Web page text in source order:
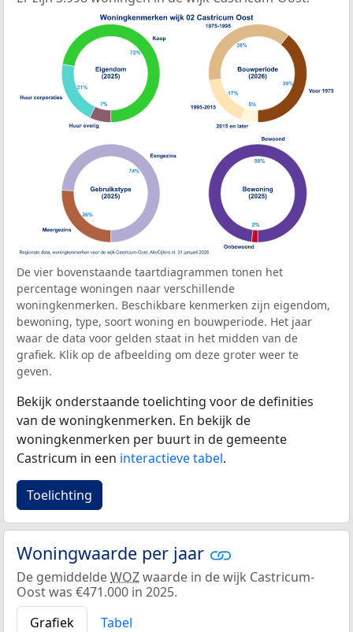
De vier bovenstaande taartdiagrammen tonen het
percentage woningen naar verschillende
woningkenmerken. Beschikbare kenmerken zijn eigendom,
bewoning, type, soort woning en bouwperiode. Het jaar
waar de data voor gelden staat in het midden van de
grafiek. Klik op de afbeelding om deze groter weer te
geven.
Bekijk onderstaande toelichting voor de definities
van de woningkenmerken. En bekijk de
woningkenmerken per buurt in de gemeente
Castricum in een interactieve tabel.
Toelichting
Woningwaarde per jaar
De gemiddeldeWOZwaarde in de wijk Castricum-
Oost was €471.000 in 2025.
Grafiek
Tabel